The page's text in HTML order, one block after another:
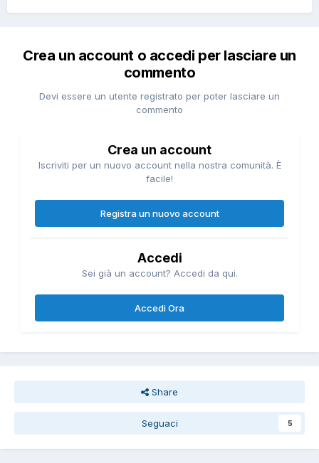
Crea un account o accedi per lasciare un
commento
Devi essere un utente registrato per poter lasciare un
commento
Crea un account
Iscriviti per un nuovo account nella nostra comunità. È
facile!
Registra un nuovo account
Accedi
Sei già un account? Accedi da qui.
Accedi Ora
Share
Seguaci 5